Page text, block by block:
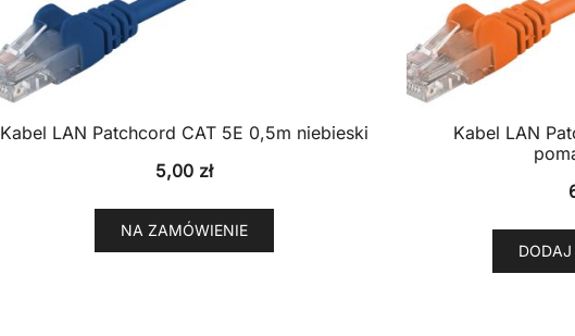
Kabel LAN Patchcord CAT 5E 0,5m niebieski
5,00 zł
NA ZAMÓWIENIE
Kabel LAN